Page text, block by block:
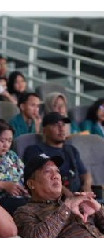
dan
31 Juli 2026